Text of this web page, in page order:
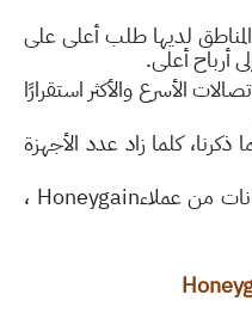
لديها طلب أعلى على
أرباح أعلى.
الأسرع والأكثر استقرارًا
ذكرنا، كلما زاد عدد الأجهزة
من عملاءHoneygain ،